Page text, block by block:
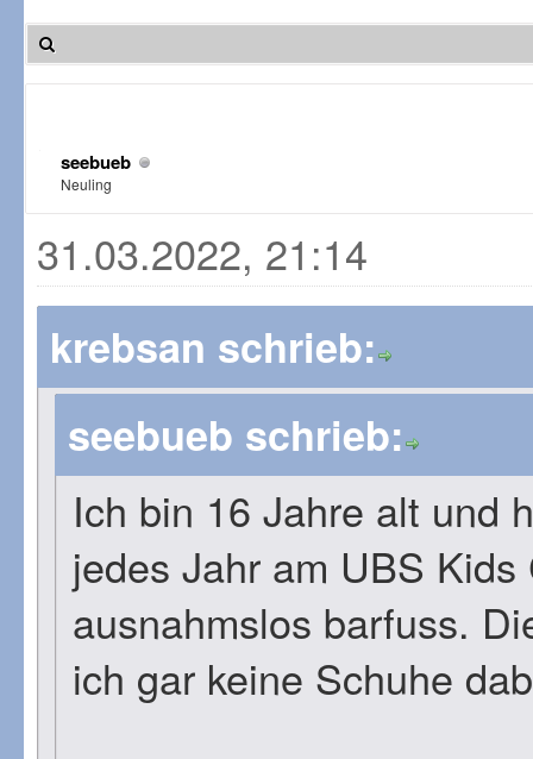
seebueb
Neuling
31.03.2022, 21:14
krebsan schrieb:
seebueb schrieb:
Ich bin 16 Jahre alt und
jedes Jahr am UBS
ausnahmslos barfuss.
ich gar keine Schuhe